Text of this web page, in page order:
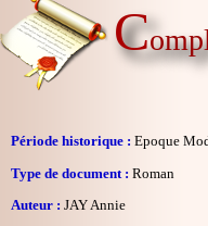
C
Période historique : Epoque
Type de document : Roman
Auteur : JAY Annie